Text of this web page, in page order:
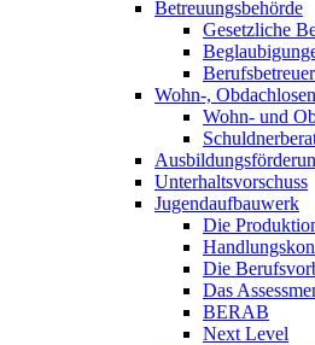
Betreuungsbehörde
Gesetzliche
Wohn-,
Wohn- und
Unterhaltsvorschuss
Jugendaufbauwerk
Die
Die
Das
BERAB
Next Level